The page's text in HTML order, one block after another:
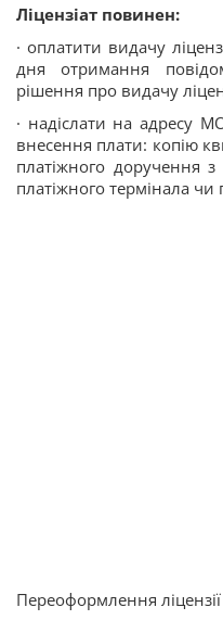
Ліцензіат повинен:
· оплатити видачу
дня отримання
рішення про видачу
· надіслати на адресу
внесення плати: копію
платіжного доручення
платіжного термінала чи
Переоформлення